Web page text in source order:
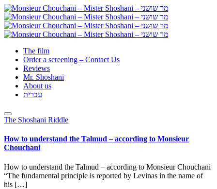
The film
Order a screening – Contact Us
Reviews
Mr. Shoshani
About us
עברית
The Shoshani Riddle
How to understand the Talmud – according to Monsieur
Chouchani
How to understand the Talmud – according to Monsieur Chouchani
“The fundamental principle is reported by Levinas in the name of
his […]